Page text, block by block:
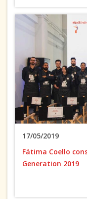
17/05/2019
Fátima Coello
Generation 2019